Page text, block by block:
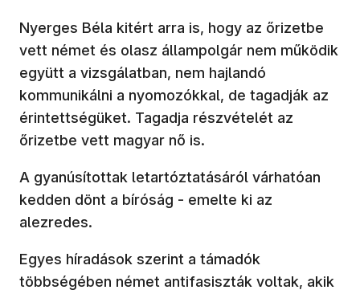
Nyerges Béla kitért arra is, hogy az őrizetbe
vett német és olasz állampolgár nem működik
együtt a vizsgálatban, nem hajlandó
kommunikálni a nyomozókkal, de tagadják az
érintettségüket. Tagadja részvételét az
őrizetbe vett magyar nő is.
A gyanúsítottak letartóztatásáról várhatóan
kedden dönt a bíróság - emelte ki az
alezredes.
Egyes híradások szerint a támadók
többségében német antifasiszták voltak, akik